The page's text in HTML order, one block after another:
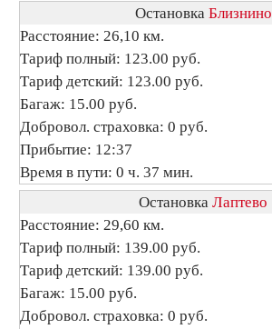
Остановка Близнино
Расстояние: 26,10 км.
Тариф полный: 123.00 руб.
Тариф детский: 123.00 руб.
Багаж: 15.00 руб.
Добровол. страховка: 0 руб.
Прибытие: 12:37
Время в пути: 0 ч. 37 мин.
Остановка Лаптево
Расстояние: 29,60 км.
Тариф полный: 139.00 руб.
Тариф детский: 139.00 руб.
Багаж: 15.00 руб.
Добровол. страховка: 0 руб.